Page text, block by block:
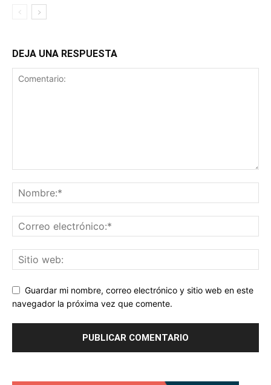
DEJA UNA RESPUESTA
Guardar mi nombre, correo electrónico y sitio web en este
navegador la próxima vez que comente.